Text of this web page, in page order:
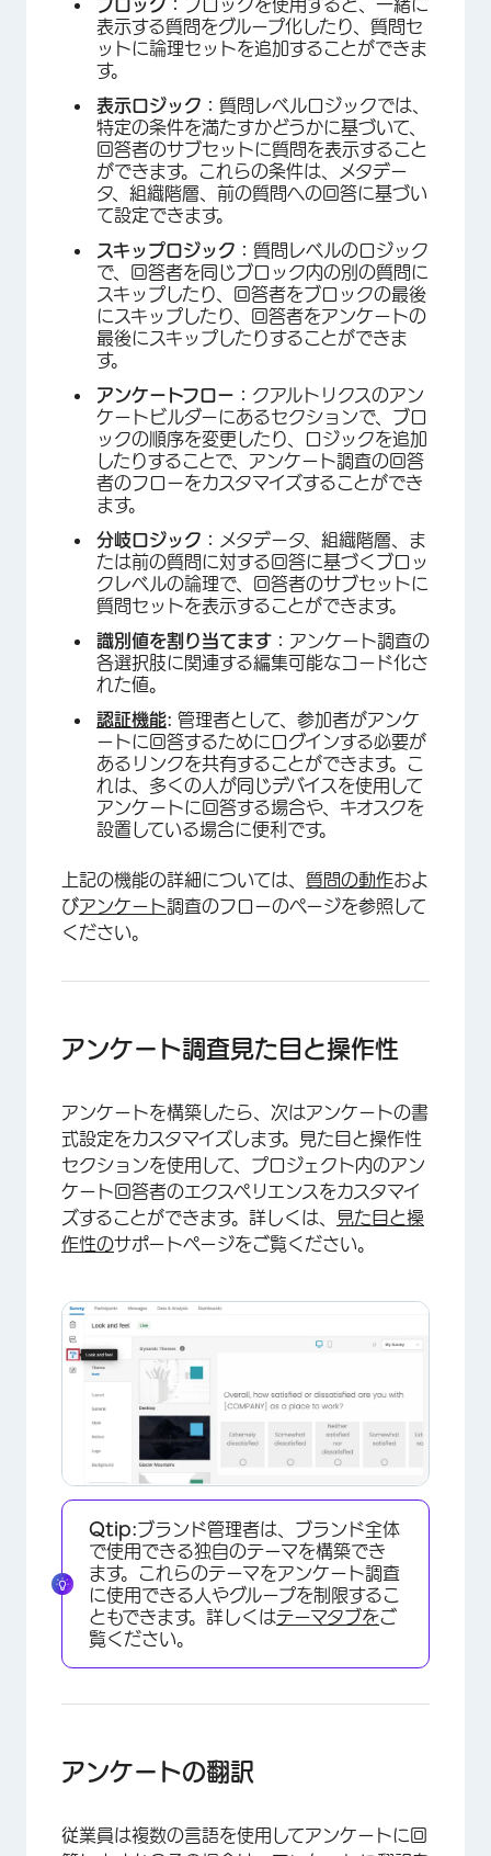
ブロック： ブロックを使用すると、一緒に
表示する質問をグループ化したり、質問セ
ットに論理セットを追加することができま
す。
表示ロジック： 質問レベルロジックでは、
特定の条件を満たすかどうかに基づいて、
回答者のサブセットに質問を表示すること
ができます。これらの条件は、メタデー
タ、組織階層、前の質問への回答に基づい
て設定できます。
スキップロジック： 質問レベルのロジック
で、回答者を同じブロック内の別の質問に
スキップしたり、回答者をブロックの最後
にスキップしたり、回答者をアンケートの
最後にスキップしたりすることができま
す。
アンケートフロー： クアルトリクスのアン
ケートビルダーにあるセクションで、ブロ
ックの順序を変更したり、ロジックを追加
したりすることで、アンケート調査の回答
者のフローをカスタマイズすることができ
ます。
分岐ロジック：
メタデータ、組織階層、ま
たは前の質問に対する回答に基づくブロッ
クレベルの論理で、回答者のサブセットに
質問セットを表示することができます。
識別値を割り当てます： アンケート調査の
各選択肢に関連する編集可能なコード化さ
れた値。
認証機能: 管理者として、参加者がアンケ
ートに回答するためにログインする必要が
あるリンクを共有することができます。こ
れは、多くの人が同じデバイスを使用して
アンケートに回答する場合や、キオスクを
設置している場合に便利です。
上記の機能の詳細については、 質問の動作およ
びアンケート調査のフローのページを参照して
ください。
アンケート調査見た目と操作性
アンケートを構築したら、次はアンケートの書
式設定をカスタマイズします。見た目と操作性
セクションを使用して、プロジェクト内のアン
ケート回答者のエクスペリエンスをカスタマイ
ズすることができます。詳しくは、
見た目と操
作性のサポートページをご覧ください。
Qtip:ブランド管理者は、ブランド全体
で使用できる独自のテーマを構築でき
ます。これらのテーマをアンケート調査
に使用できる人やグループを制限するこ
ともできます。詳しくはテーマタブをご
覧ください。
アンケートの翻訳
従業員は複数の言語を使用してアンケートに回